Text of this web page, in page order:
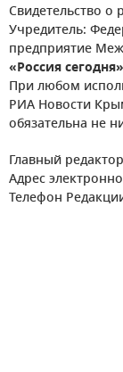
Свидетельство о
Учредитель:
предприятие
«Россия сегодня»
При любом
РИА Новости
обязательна не
Главный
Адрес
Телефон